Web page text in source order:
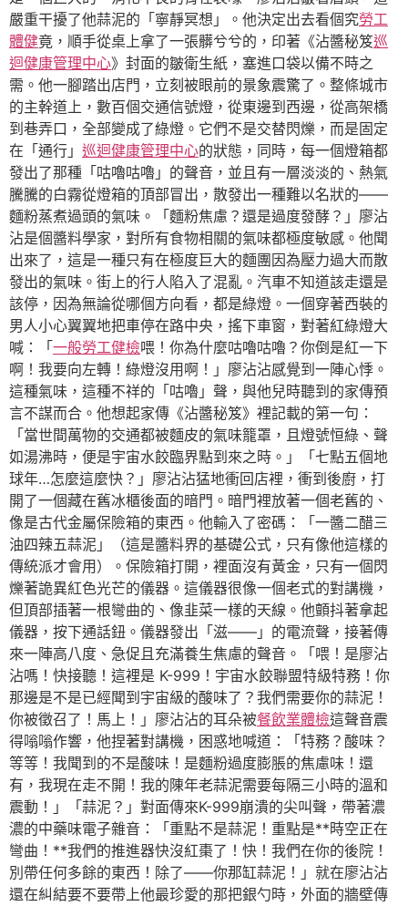
嚴重干擾了他蒜泥的「寧靜冥想」。他決定出去看個究勞工
體健竟，順手從桌上拿了一張髒兮兮的，印著《沾醬秘笈巡
迴健康管理中心》封面的皺衛生紙，塞進口袋以備不時之
需。他一腳踏出店門，立刻被眼前的景象震驚了。整條城市
的主幹道上，數百個交通信號燈，從東邊到西邊，從高架橋
到巷弄口，全部變成了綠燈。它們不是交替閃爍，而是固定
在「通行」 巡迴健康管理中心的狀態，同時，每一個燈箱都
發出了那種「咕嚕咕嚕」的聲音，並且有一層淡淡的、熱氣
騰騰的白霧從燈箱的頂部冒出，散發出一種難以名狀的——
麵粉蒸煮過頭的氣味。「麵粉焦慮？還是過度發酵？」廖沾
沾是個醬料學家，對所有食物相關的氣味都極度敏感。他聞
出來了，這是一種只有在極度巨大的麵團因為壓力過大而散
發出的氣味。街上的行人陷入了混亂。汽車不知道該走還是
該停，因為無論從哪個方向看，都是綠燈。一個穿著西裝的
男人小心翼翼地把車停在路中央，搖下車窗，對著紅綠燈大
喊：「 一般勞工健檢喂！你為什麼咕嚕咕嚕？你倒是紅一下
啊！我要向左轉！綠燈沒用啊！」廖沾沾感覺到一陣心悸。
這種氣味，這種不祥的「咕嚕」聲，與他兒時聽到的家傳預
言不謀而合。他想起家傳《沾醬秘笈》裡記載的第一句：
「當世間萬物的交通都被麵皮的氣味籠罩，且燈號恒綠、聲
如湯沸時，便是宇宙水餃臨界點到來之時。」「七點五個地
球年…怎麼這麼快？」廖沾沾猛地衝回店裡，衝到後廚，打
開了一個藏在舊冰櫃後面的暗門。暗門裡放著一個老舊的、
像是古代金屬保險箱的東西。他輸入了密碼：「一醬二醋三
油四辣五蒜泥」（這是醬料界的基礎公式，只有像他這樣的
傳統派才會用）。保險箱打開，裡面沒有黃金，只有一個閃
爍著詭異紅色光芒的儀器。這儀器很像一個老式的對講機，
但頂部插著一根彎曲的、像韭菜一樣的天線。他顫抖著拿起
儀器，按下通話鈕。儀器發出「滋——」的電流聲，接著傳
來一陣高八度、急促且充滿養生焦慮的聲音。「喂！是廖沾
沾嗎！快接聽！這裡是 K-999！宇宙水餃聯盟特級特務！你
那邊是不是已經聞到宇宙級的酸味了？我們需要你的蒜泥！
你被徵召了！馬上！」廖沾沾的耳朵被餐飲業體檢這聲音震
得嗡嗡作響，他捏著對講機，困惑地喊道：「特務？酸味？
等等！我聞到的不是酸味！是麵粉過度膨脹的焦慮味！還
有，我現在走不開！我的陳年老蒜泥需要每隔三小時的溫和
震動！」「蒜泥？」對面傳來K-999崩潰的尖叫聲，帶著濃
濃的中藥味電子雜音：「重點不是蒜泥！重點是**時空正在
彎曲！**我們的推進器快沒紅棗了！快！我們在你的後院！
別帶任何多餘的東西！除了——你那缸蒜泥！」就在廖沾沾
還在糾結要不要帶上他最珍愛的那把銀勺時，外面的牆壁傳